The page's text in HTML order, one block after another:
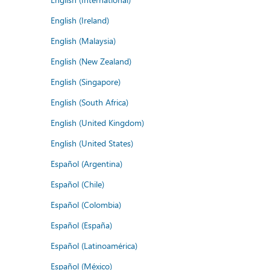
English (Ireland)
English (Malaysia)
English (New Zealand)
English (Singapore)
English (South Africa)
English (United Kingdom)
English (United States)
Español (Argentina)
Español (Chile)
Español (Colombia)
Español (España)
Español (Latinoamérica)
Español (México)